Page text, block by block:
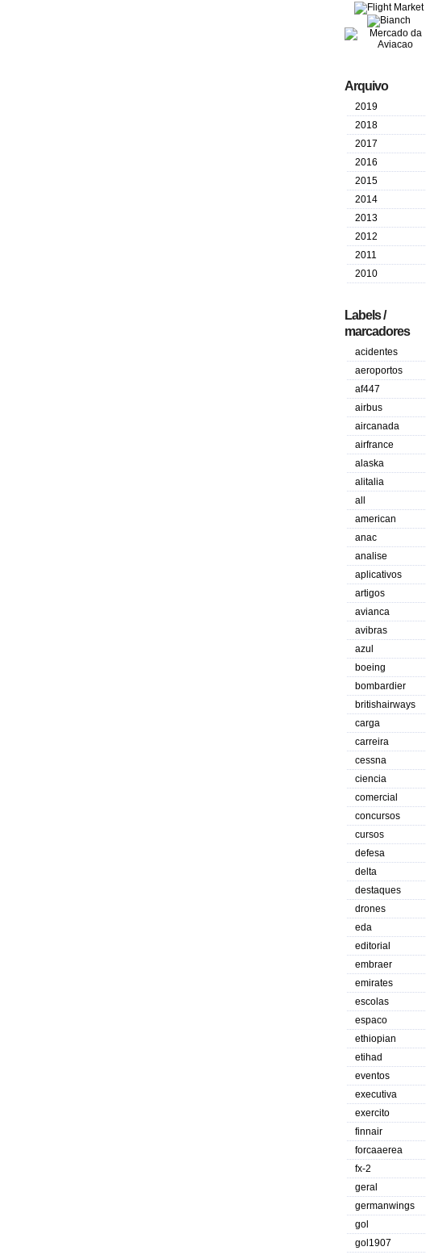
Arquivo
2019
2018
2017
2016
2015
2014
2013
2012
2011
2010
Labels /
marcadores
acidentes
aeroportos
af447
airbus
aircanada
airfrance
alaska
alitalia
all
american
anac
analise
aplicativos
artigos
avianca
avibras
azul
boeing
bombardier
britishairways
carga
carreira
cessna
ciencia
comercial
concursos
cursos
defesa
delta
destaques
drones
eda
editorial
embraer
emirates
escolas
espaco
ethiopian
etihad
eventos
executiva
exercito
finnair
forcaaerea
fx-2
geral
germanwings
gol
gol1907